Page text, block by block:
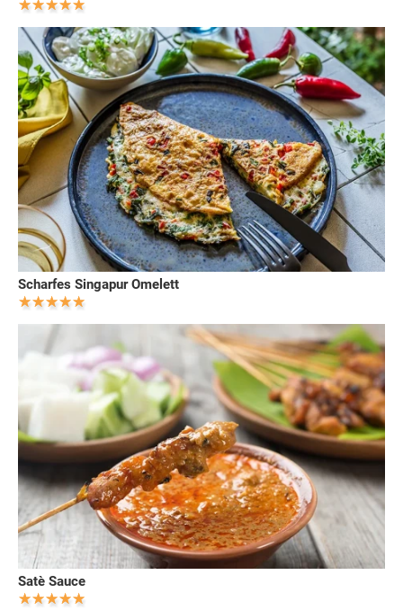
Scharfes Singapur Omelett
Satè Sauce